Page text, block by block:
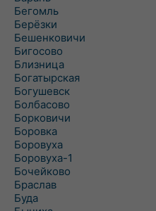
Бегомль
Берёзки
Бешенковичи
Бигосово
Близница
Богатырская
Богушевск
Болбасово
Борковичи
Боровка
Боровуха
Боровуха-1
Бочейково
Браслав
Буда